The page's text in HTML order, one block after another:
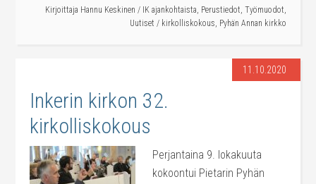
Kirjoittaja Hannu Keskinen / IK ajankohtaista, Perustiedot, Työmuodot,
Uutiset / kirkolliskokous, Pyhän Annan kirkko
11.10.2020
Inkerin kirkon 32.
kirkolliskokous
Perjantaina 9. lokakuuta
kokoontui Pietarin Pyhän